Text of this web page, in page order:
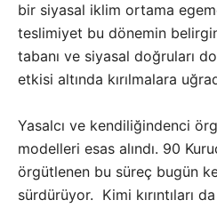
bir siyasal iklim ortama
teslimiyet bu dönemin
tabanı ve siyasal doğruları
etkisi altında kırılmalara
Yasalcı ve kendiliğindenci
modelleri esas alındı. 90
örgütlenen bu süreç bugün
sürdürüyor. Kimi kırıntıları